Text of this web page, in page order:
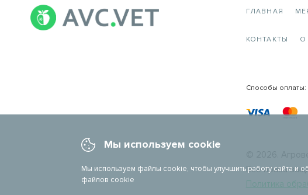
ГЛАВНАЯ
КОНТАКТЫ О
Способы оплаты:
Все права
Политика
Мы используем cookie
Мы используем файлы cookie, чтобы улучшить работу сайта и
файлов cookie